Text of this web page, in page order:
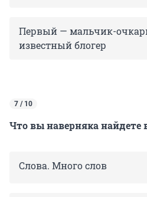
Первый — мальчик-
известный блогер
7 / 10
Что вы наверняка найдете
Слова. Много слов